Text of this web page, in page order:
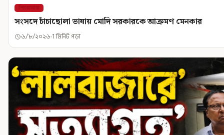
শিরোনাম
সংসদে চাঁচাছোলা ভাষায় মোদি সরকারকে আক্রমণ মেনকার
৬/৮/২০২৬ 1 মিনিট পড়া